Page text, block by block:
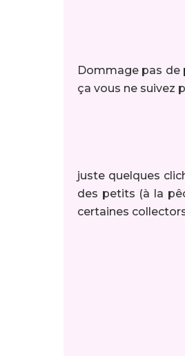
Dommage pas
ça vous ne suivez
juste quelques
des petits (à la
certaines